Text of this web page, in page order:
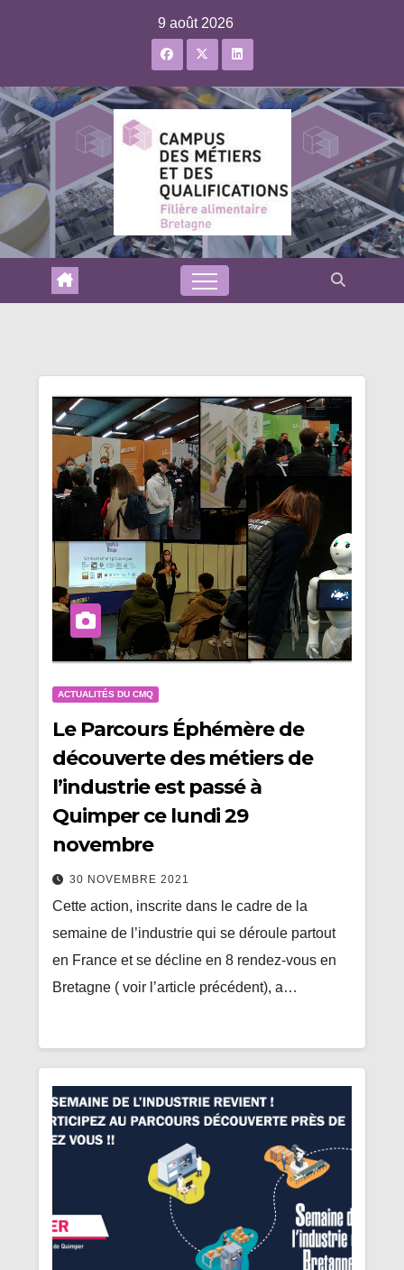
9 août 2026
ACTUALITÉS DU CMQ
Le Parcours Éphémère de
découverte des métiers de
l’industrie est passé à
Quimper ce lundi 29
novembre
30 NOVEMBRE 2021
Cette action, inscrite dans le cadre de la
semaine de l’industrie qui se déroule partout
en France et se décline en 8 rendez-vous en
Bretagne ( voir l’article précédent), a…